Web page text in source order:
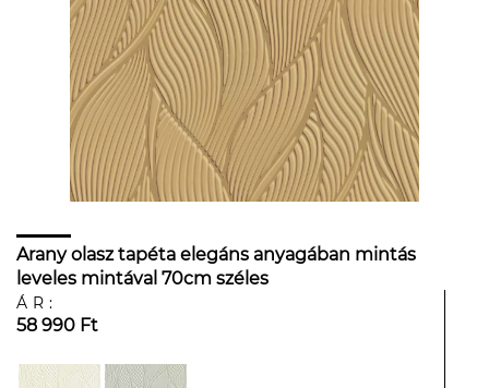
Arany olasz tapéta elegáns anyagában mintás
leveles mintával 70cm széles
ÁR:
58 990 Ft